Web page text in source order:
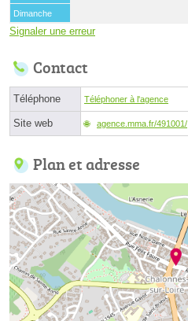
Dimanche
Signaler une erreur
Contact
Téléphone Téléphoner à l'agence
Site web agence.mma.fr/491001/
Plan et adresse